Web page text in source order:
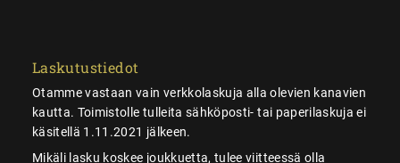
Laskutustiedot
Otamme vastaan vain verkkolaskuja alla olevien kanavien
kautta. Toimistolle tulleita sähköposti- tai paperilaskuja ei
käsitellä 1.11.2021 jälkeen.
Mikäli lasku koskee joukkuetta, tulee viitteessä olla